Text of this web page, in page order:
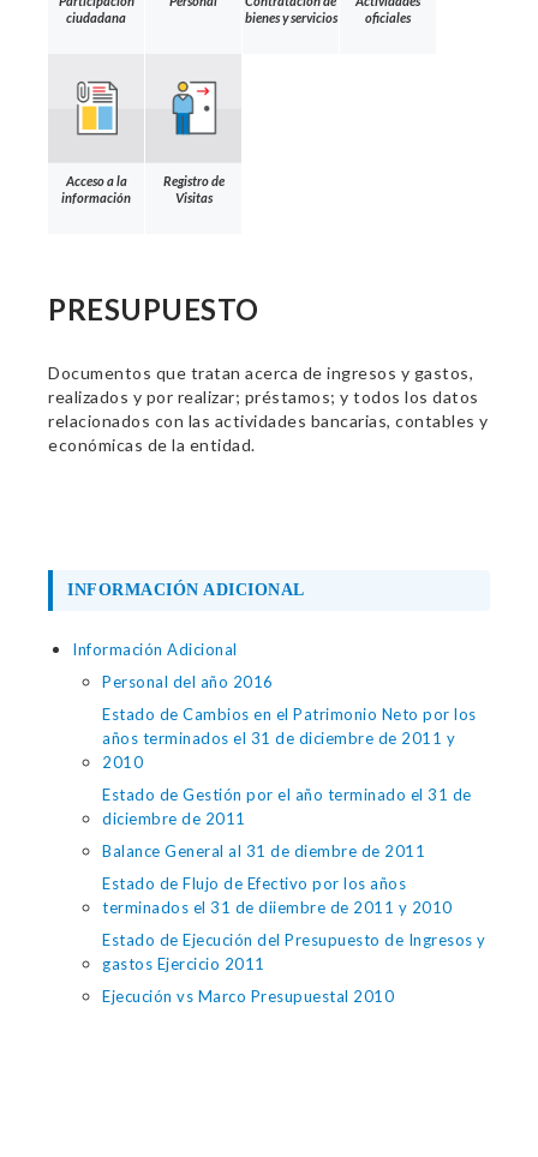
ciudadana
bienes y servicios
oficiales
Acceso a la
información
Registro de
Visitas
PRESUPUESTO
Documentos que tratan acerca de ingresos y gastos,
realizados y por realizar; préstamos; y todos los datos
relacionados con las actividades bancarias, contables y
económicas de la entidad.
INFORMACIÓN ADICIONAL
Información Adicional
Personal del año 2016
Estado de Cambios en el Patrimonio Neto por los
años terminados el 31 de diciembre de 2011 y
2010
Estado de Gestión por el año terminado el 31 de
diciembre de 2011
Balance General al 31 de diembre de 2011
Estado de Flujo de Efectivo por los años
terminados el 31 de diiembre de 2011 y 2010
Estado de Ejecución del Presupuesto de Ingresos y
gastos Ejercicio 2011
Ejecución vs Marco Presupuestal 2010